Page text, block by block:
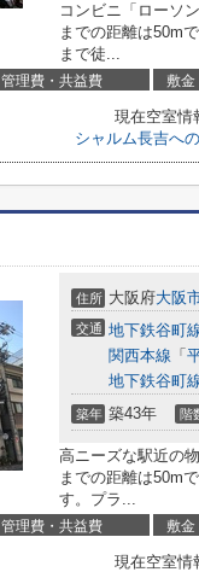
コンビニ「ローソ
までの距離は50m
まで徒...
管理費・共益費 敷金
現在空室情
シャルム長吉へ
住所 大阪府大阪
交通 地下鉄谷町
関西本線 「
地下鉄谷町
築年 築43年 階
高ニーズな駅近の
までの距離は50m
す。プラ...
管理費・共益費 敷金
現在空室情